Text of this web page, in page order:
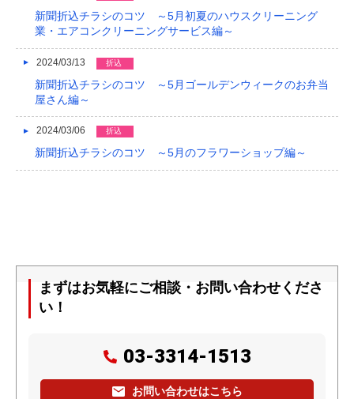
新聞折込チラシのコツ ～5月初夏のハウスクリーニング
業・エアコンクリーニングサービス編～
2024/03/13 折込
新聞折込チラシのコツ ～5月ゴールデンウィークのお弁当
屋さん編～
2024/03/06 折込
新聞折込チラシのコツ ～5月のフラワーショップ編～
まずはお気軽にご相談・お問い合わせくださ
い！
03-3314-1513
お問い合わせはこちら